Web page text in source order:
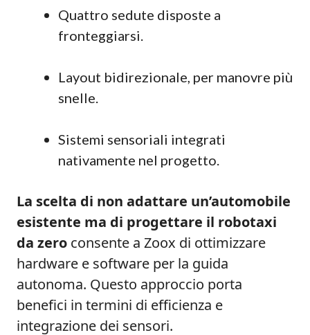
Quattro sedute disposte a
fronteggiarsi.
Layout bidirezionale, per manovre più
snelle.
Sistemi sensoriali integrati
nativamente nel progetto.
La scelta di non adattare un’automobile
esistente ma di progettare il robotaxi
da zero consente a Zoox di ottimizzare
hardware e software per la guida
autonoma. Questo approccio porta
benefici in termini di efficienza e
integrazione dei sensori.